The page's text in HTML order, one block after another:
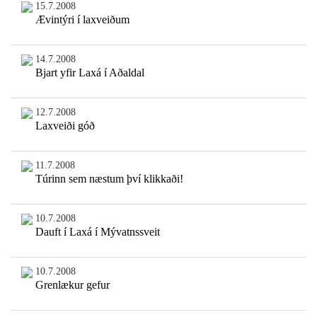
15.7.2008
Ævintýri í laxveiðum
14.7.2008
Bjart yfir Laxá í Aðaldal
12.7.2008
Laxveiði góð
11.7.2008
Túrinn sem næstum því klikkaði!
10.7.2008
Dauft í Laxá í Mývatnssveit
10.7.2008
Grenlækur gefur